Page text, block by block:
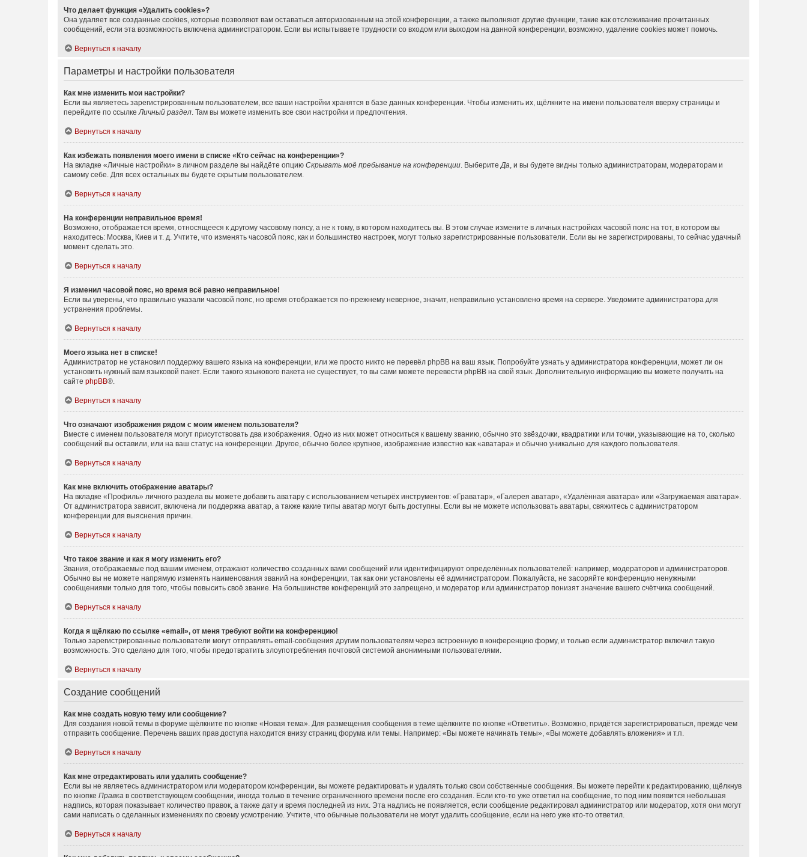
Что делает функция «Удалить cookies»?
Она удаляет все созданные cookies, которые позволяют вам оставаться авторизованным на этой конференции, а также выполняют другие функции, такие как отслеживание прочитанных
сообщений, если эта возможность включена администратором. Если вы испытываете трудности со входом или выходом на данной конференции, возможно, удаление cookies может помочь.
Вернуться к началу
Параметры и настройки пользователя
Как мне изменить мои настройки?
Если вы являетесь зарегистрированным пользователем, все ваши настройки хранятся в базе данных конференции. Чтобы изменить их, щёлкните на имени пользователя вверху страницы и
перейдите по ссылкеЛичный раздел. Там вы можете изменить все свои настройки и предпочтения.
Вернуться к началу
Как избежать появления моего имени в списке «Кто сейчас на конференции»?
На вкладке «Личные настройки» в личном разделе вы найдёте опцию Скрывать моё пребывание на конференции. ВыберитеДа, и вы будете видны только администраторам, модераторам и
самому себе. Для всех остальных вы будете скрытым пользователем.
Вернуться к началу
На конференции неправильное время!
Возможно, отображается время, относящееся к другому часовому поясу, а не к тому, в котором находитесь вы. В этом случае измените в личных настройках часовой пояс на тот, в котором вы
находитесь: Москва, Киев и т. д. Учтите, что изменять часовой пояс, как и большинство настроек, могут только зарегистрированные пользователи. Если вы не зарегистрированы, то сейчас удачный
момент сделать это.
Вернуться к началу
Я изменил часовой пояс, но время всё равно неправильное!
Если вы уверены, что правильно указали часовой пояс, но время отображается по-прежнему неверное, значит, неправильно установлено время на сервере. Уведомите администратора для
устранения проблемы.
Вернуться к началу
Моего языка нет в списке!
Администратор не установил поддержку вашего языка на конференции, или же просто никто не перевёл phpBB на ваш язык. Попробуйте узнать у администратора конференции, может ли он
установить нужный вам языковой пакет. Если такого языкового пакета не существует, то вы сами можете перевести phpBB на свой язык. Дополнительную информацию вы можете получить на
сайте phpBB®.
Вернуться к началу
Что означают изображения рядом с моим именем пользователя?
Вместе с именем пользователя могут присутствовать два изображения. Одно из них может относиться к вашему званию, обычно это звёздочки, квадратики или точки, указывающие на то, сколько
сообщений вы оставили, или на ваш статус на конференции. Другое, обычно более крупное, изображение известно как «аватара» и обычно уникально для каждого пользователя.
Вернуться к началу
Как мне включить отображение аватары?
На вкладке «Профиль» личного раздела вы можете добавить аватару с использованием четырёх инструментов: «Граватар», «Галерея аватар», «Удалённая аватара» или «Загружаемая аватара».
От администратора зависит, включена ли поддержка аватар, а также какие типы аватар могут быть доступны. Если вы не можете использовать аватары, свяжитесь с администратором
конференции для выяснения причин.
Вернуться к началу
Что такое звание и как я могу изменить его?
Звания, отображаемые под вашим именем, отражают количество созданных вами сообщений или идентифицируют определённых пользователей: например, модераторов и администраторов.
Обычно вы не можете напрямую изменять наименования званий на конференции, так как они установлены её администратором. Пожалуйста, не засоряйте конференцию ненужными
сообщениями только для того, чтобы повысить своё звание. На большинстве конференций это запрещено, и модератор или администратор понизят значение вашего счётчика сообщений.
Вернуться к началу
Когда я щёлкаю по ссылке «email», от меня требуют войти на конференцию!
Только зарегистрированные пользователи могут отправлять email-сообщения другим пользователям через встроенную в конференцию форму, и только если администратор включил такую
возможность. Это сделано для того, чтобы предотвратить злоупотребления почтовой системой анонимными пользователями.
Вернуться к началу
Создание сообщений
Как мне создать новую тему или сообщение?
Для создания новой темы в форуме щёлкните по кнопке «Новая тема». Для размещения сообщения в теме щёлкните по кнопке «Ответить». Возможно, придётся зарегистрироваться, прежде чем
отправить сообщение. Перечень ваших прав доступа находится внизу страниц форума или темы. Например: «Вы можете начинать темы», «Вы можете добавлять вложения» и т.п.
Вернуться к началу
Как мне отредактировать или удалить сообщение?
Если вы не являетесь администратором или модератором конференции, вы можете редактировать и удалять только свои собственные сообщения. Вы можете перейти к редактированию, щёлкнув
по кнопке Правка в соответствующем сообщении, иногда только в течение ограниченного времени после его создания. Если кто-то уже ответил на сообщение, то под ним появится небольшая
надпись, которая показывает количество правок, а также дату и время последней из них. Эта надпись не появляется, если сообщение редактировал администратор или модератор, хотя они могут
сами написать о сделанных изменениях по своему усмотрению. Учтите, что обычные пользователи не могут удалить сообщение, если на него уже кто-то ответил.
Вернуться к началу